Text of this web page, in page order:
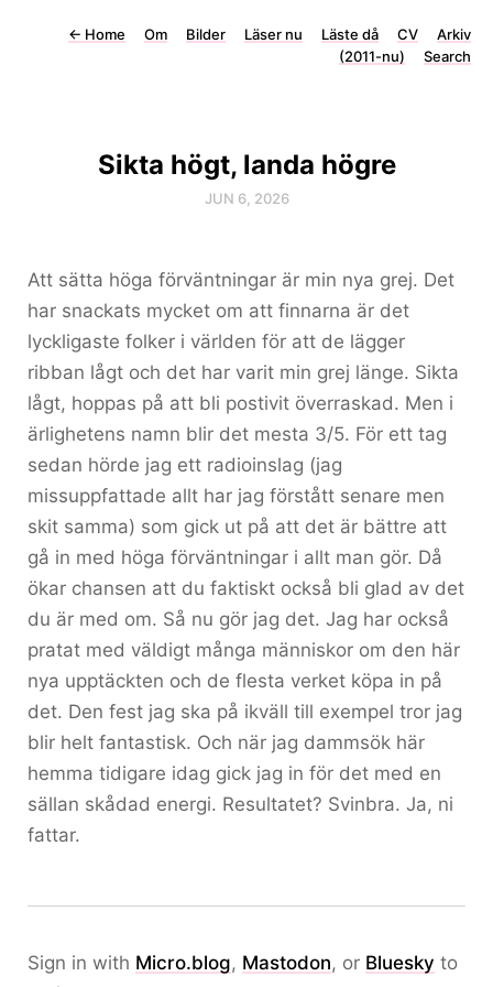
← Home Om Bilder Läser nu Läste då CV
Arkiv
(2011-nu)
Search
Sikta högt, landa högre
JUN 6, 2026
Att sätta höga förväntningar är min nya grej. Det
har snackats mycket om att finnarna är det
lyckligaste folker i världen för att de lägger
ribban lågt och det har varit min grej länge. Sikta
lågt, hoppas på att bli postivit överraskad. Men i
ärlighetens namn blir det mesta 3/5. För ett tag
sedan hörde jag ett radioinslag (jag
missuppfattade allt har jag förstått senare men
skit samma) som gick ut på att det är bättre att
gå in med höga förväntningar i allt man gör. Då
ökar chansen att du faktiskt också bli glad av det
du är med om. Så nu gör jag det. Jag har också
pratat med väldigt många människor om den här
nya upptäckten och de flesta verket köpa in på
det. Den fest jag ska på ikväll till exempel tror jag
blir helt fantastisk. Och när jag dammsök här
hemma tidigare idag gick jag in för det med en
sällan skådad energi. Resultatet? Svinbra. Ja, ni
fattar.
Sign in with Micro.blog, Mastodon, or Bluesky to